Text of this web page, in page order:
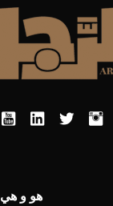
هو و هي